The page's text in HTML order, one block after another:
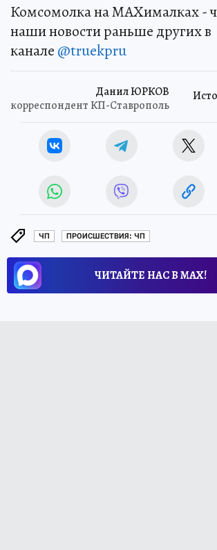
Комсомолка на MAXималках -
наши новости раньше других в
канале @truekpru
Данил ЮРКОВ
корреспондент КП-Ставрополь
ЧП ПРОИСШЕСТВИЯ: ЧП
ЧИТАЙТЕ НАС В МАХ!